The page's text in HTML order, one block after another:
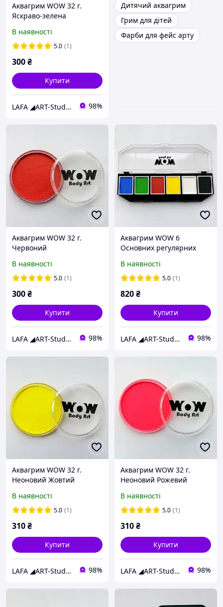
Аквагрим WOW 32 г.
Яскраво-зелена
В наявності
5.0 (1)
300₴
Купити
LAFA ◢ART-Studio◣ 98%
Дитячий аквагрим
Грим для дітей
Фарби для фейс арту
Аквагрим WOW 32 г.
Червоний
В наявності
5.0 (1)
300₴
Купити
LAFA ◢ART-Studio◣ 98%
Аквагрим WOW 6
Основних регулярних
В наявності
5.0 (1)
820₴
Купити
LAFA ◢ART-Studio◣ 98%
Аквагрим WOW 32 г.
Неоновий Жовтий
В наявності
5.0 (1)
310₴
Купити
LAFA ◢ART-Studio◣ 98%
Аквагрим WOW 32 г.
Неоновий Рожевий
В наявності
5.0 (1)
310₴
Купити
LAFA ◢ART-Studio◣ 98%